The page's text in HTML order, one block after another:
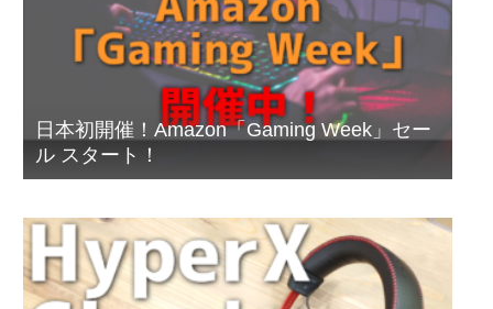
日本初開催！Amazon「Gaming Week」セー
ル スタート！